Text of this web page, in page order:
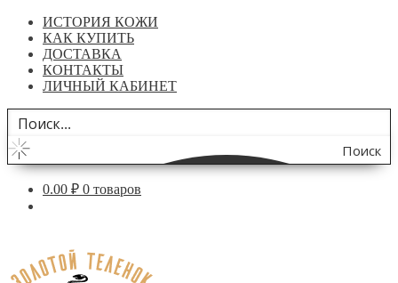
ИСТОРИЯ КОЖИ
КАК КУПИТЬ
ДОСТАВКА
КОНТАКТЫ
ЛИЧНЫЙ КАБИНЕТ
Поиск
по
0.00 ₽ 0 товаров
навигации
содержимому